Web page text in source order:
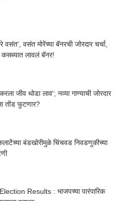
वसंत', वसंत मोरेंच्या बॅनरची जोरदार चर्चा,
कसब्यात लावलं बॅनर!
जीव थोडा लाव'; नव्या गाण्याची जोरदार
तोंड फुटणार?
बंडखोरीमुळे चिंचवड निवडणुकीच्या
Results : भाजपच्या पारंपारिक